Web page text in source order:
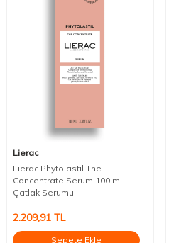
Lierac
Lierac Phytolastil The
Concentrate Serum 100 ml -
Çatlak Serumu
2.209,91 TL
Sepete Ekle